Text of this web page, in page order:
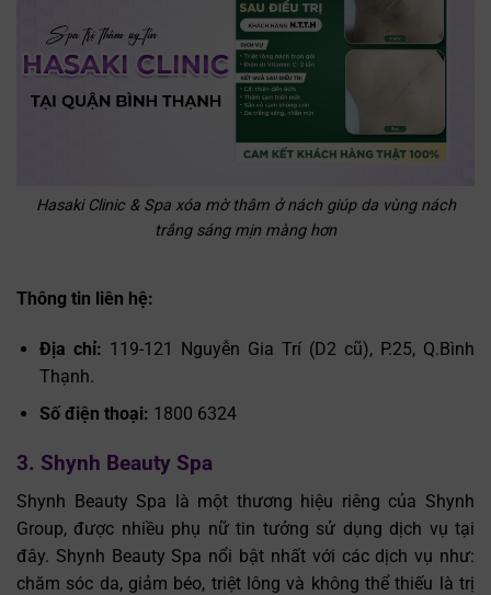
Hasaki Clinic & Spa xóa mờ thâm ở nách giúp da vùng nách
trắng sáng mịn màng hơn
Thông tin liên hệ:
Địa chỉ: 119-121 Nguyễn Gia Trí (D2 cũ), P.25, Q.Bình
Thạnh.
Số điện thoại: 1800 6324
3. Shynh Beauty Spa
Shynh Beauty Spa là một thương hiệu riêng của Shynh
Group, được nhiều phụ nữ tin tưởng sử dụng dịch vụ tại
đây. Shynh Beauty Spa nổi bật nhất với các dịch vụ như:
chăm sóc da, giảm béo, triệt lông và không thể thiếu là trị